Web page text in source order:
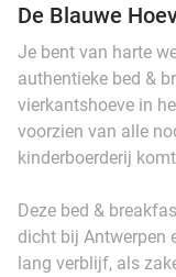
De Blauwe
Je bent van harte
authentieke bed &
vierkantshoeve in
voorzien van alle
kinderboerderij
Deze bed &
dicht bij Antwerpen
lang verblijf, als